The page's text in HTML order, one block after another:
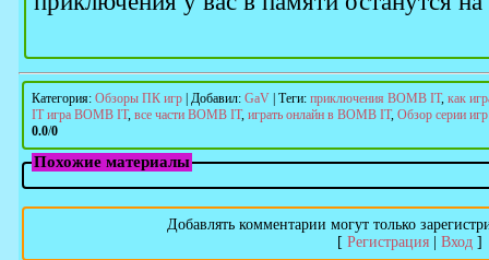
Категория: Обзоры ПК игр Добавил: GaV Теги: приключения BOMB IT, как
IT игра BOMB IT, все части BOMB IT, играть онлайн в BOMB IT, Обзор серии
0.0/0
Похожие материалы
Добавлять комментарии могут только
[ Регистрация| Вход]